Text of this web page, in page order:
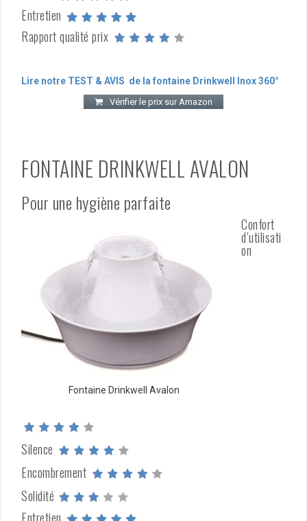
Entretien
Rapport qualité prix
Lire notre TEST & AVIS de la fontaine Drinkwell Inox 360°
Vérifier le prix sur Amazon
FONTAINE DRINKWELL AVALON
Pour une hygiène parfaite
Fontaine Drinkwell Avalon
Confort
d’utilisati
on
Silence
Encombrement
Solidité